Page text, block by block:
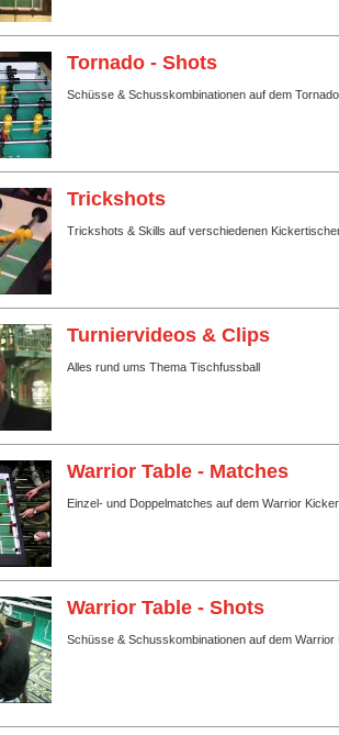
Tornado - Shots
Schüsse & Schusskombinationen auf dem
Trickshots
Trickshots & Skills auf verschiedenen
Turniervideos & Clips
Alles rund ums Thema Tischfussball
Warrior Table - Matches
Einzel- und Doppelmatches auf dem Warrior Kicker
Warrior Table - Shots
Schüsse & Schusskombinationen auf dem Warrior